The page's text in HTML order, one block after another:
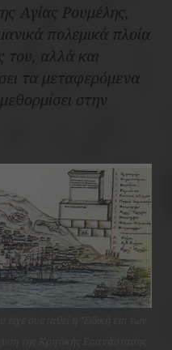
Αγίας Ρουμέλης,
πολεμικά πλοία
του, αλλά και
τα μεταφερόμενα
στην